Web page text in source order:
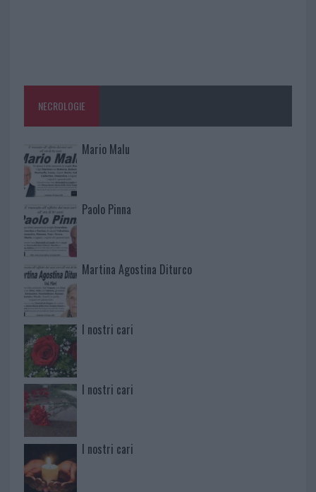
NECROLOGIE
Mario Malu
Paolo Pinna
Martina Agostina Diturco
I nostri cari
I nostri cari
I nostri cari